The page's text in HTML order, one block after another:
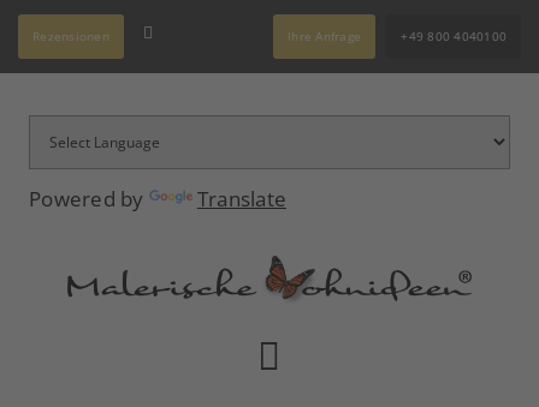
Powered by Translate
Rezensionen Ihre Anfrage +49 800 4040100